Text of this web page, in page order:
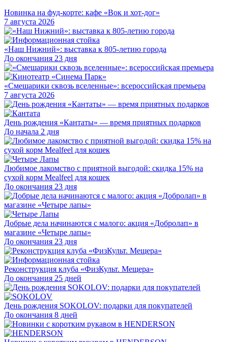
Новинка на фуд-корте: кафе «Вок и хот-дог»
7 августа 2026
«Наш Нижний»: выставка к 805-летию города
До окончания 23 дня
«Смешарики сквозь вселенные»: всероссийская премьера
7 августа 2026
День рождения «Кантаты» — время приятных подарков
До начала 2 дня
Любимое лакомство с приятной выгодой: скидка 15% на
сухой корм Mealfeel для кошек
До окончания 23 дня
Добрые дела начинаются с малого: акция «Добролап» в
магазине «Четыре лапы»
До окончания 23 дня
Реконструкция клуба «ФизКульт. Мещера»
До окончания 25 дней
День рождения SOKOLOV: подарки для покупателей
До окончания 8 дней